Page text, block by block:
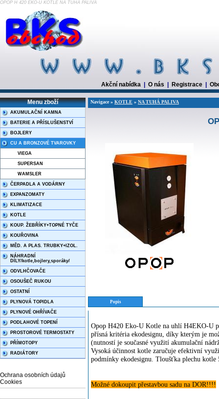
OPOP H 420 EKO-U KOTLE NA TUHÁ PALIVA
Akční nabídka O nás Registrace
Menu zboží
AKUMULAČNÍ KAMNA
BATERIE A PŘÍSLUŠENSTVÍ
BOJLERY
CU A BRONZOVÉ TVAROVKY
VIEGA
SUPERSAN
WAMSLER
ČERPADLA A VODÁRNY
EXPANZOMATY
KLIMATIZACE
KOTLE
KOUP. ŽEBŘÍKY+TOPNÉ TYČE
KOUŘOVINA
MĚD. A PLAS. TRUBKY+IZOL.
NÁHRADNÍ
DÍLY/kotle,bojlery,sporáky/
ODVLHČOVAČE
OSOUŠEČ RUKOU
OSTATNÍ
PLYNOVÁ TOPIDLA
PLYNOVÉ OHŘÍVAČE
PODLAHOVÉ TOPENÍ
PROSTOROVÉ TERMOSTATY
PŘÍMOTOPY
RADIÁTORY
Ochrana osobních údajů
Cookies
Navigace » KOTLE » NA TUHÁ PALIVA
Popis
Opop H420 Eko-U Kotle na uhlí H4EKO-U
přísná kritéria ekodesignu, díky kterým je
(nutností je současné využití akumulační
Vysoká účinnost kotle zaručuje efektivní
podmínky ekodesignu. Tloušťka plechu
Možné dokoupit přestavbou sadu na DOR!!!!